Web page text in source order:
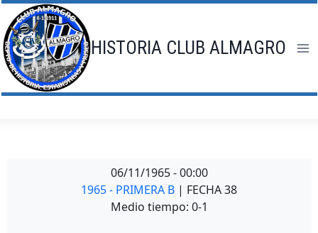
Saltar
al
contenido
HISTORIA CLUB ALMAGRO
06/11/1965 - 00:00
1965 - PRIMERA B | FECHA 38
Medio tiempo: 0-1